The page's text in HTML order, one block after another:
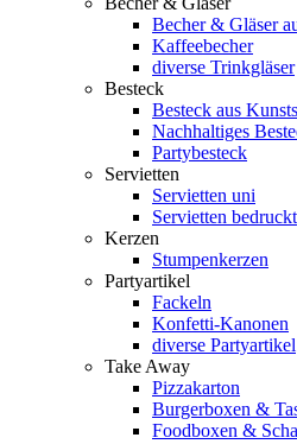
Becher & Gläser
Kaffeebecher
diverse Trinkgläser
Besteck
Besteck aus
Nachhaltiges
Partybesteck
Servietten
Servietten uni
Servietten bedruckt
Kerzen
Stumpenkerzen
Partyartikel
Fackeln
Konfetti-Kanonen
diverse Partyartikel
Take Away
Pizzakarton
Burgerboxen &
Foodboxen &